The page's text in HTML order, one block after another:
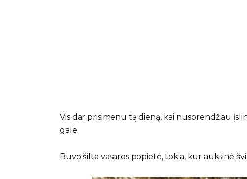
Vis dar prisimenu tą dieną, kai nusprendžiau
gale.
Buvo šilta vasaros popietė, tokia, kur auksinė